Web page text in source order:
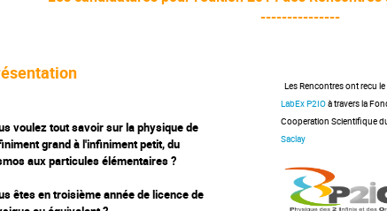
---------------
voulez tout savoir sur la physique de
grand à l'infiniment petit, du
aux particules élémentaires ?
êtes en troisième année de licence de
Les Rencontres ont recu
LabEx P2IOà travers la
Cooperation Scientifique
Saclay